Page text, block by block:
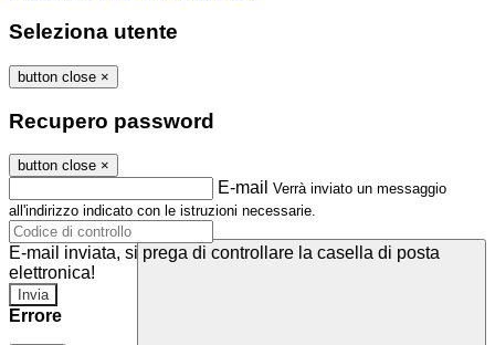
Seleziona utente
button close ×
Recupero password
button close ×
E-mail Verrà inviato un messaggio
all'indirizzo indicato con le istruzioni necessarie.
E-mail inviata, si prega di controllare la casella di posta
elettronica!
Errore